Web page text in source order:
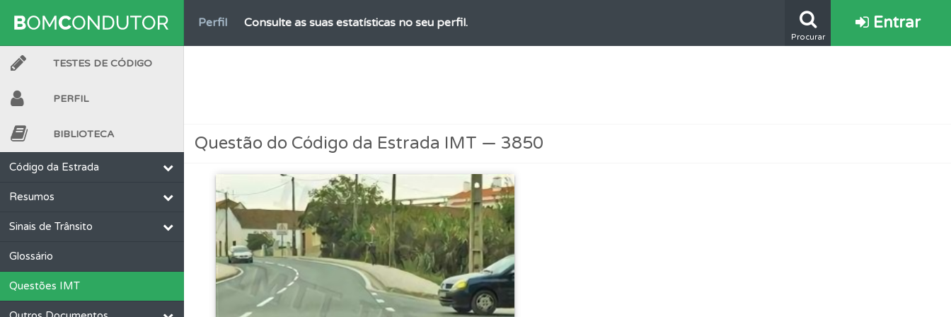
Perfil Consulte as suas estatísticas no seu perfil.
Testes O teste "Novas" apresenta-lhe questões a que ainda não respondeu.
Questões Consulte as explicações das questões para esclarecimentos adicionais.
Veja os temas onde tem mais dificuldades no seu perfil.
Procurar
Entrar
TESTES DE CÓDIGO
PERFIL
BIBLIOTECA
Código da Estrada
Resumos
Sinais de Trânsito
Glossário
Questões IMT
Questão do Código da Estrada IMT — 3850